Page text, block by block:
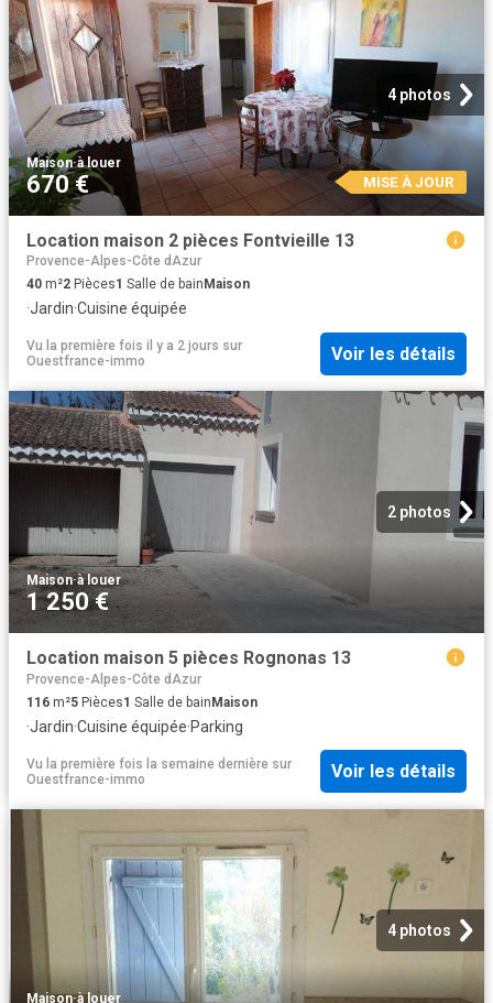
4 photos
Maison·à louer
670 € MISE À JOUR
Location maison 2 pièces Fontvieille 13
Provence-Alpes-Côte dAzur
40 m²2 Pièces1 Salle de bain Maison
·Jardin·Cuisine équipée
Vu la première fois il y a 2 jours sur
Ouestfrance-immo
Voir les détails
2 photos
Maison·à louer
1 250 €
Location maison 5 pièces Rognonas 13
Provence-Alpes-Côte dAzur
116 m²5 Pièces1 Salle de bainMaison
·Jardin·Cuisine équipée·Parking
Vu la première fois la semaine dernière sur
Ouestfrance-immo
Voir les détails
4 photos
Maison·à louer